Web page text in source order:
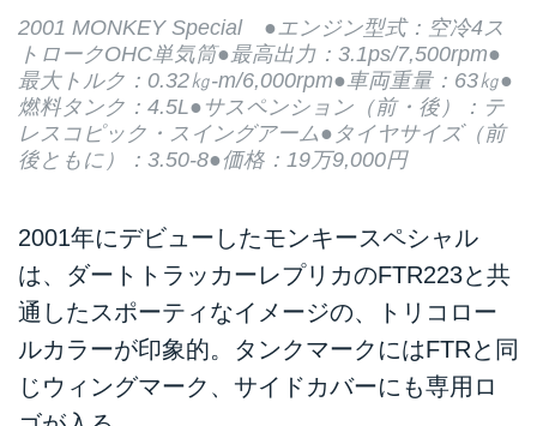
2001 MONKEY Special ●エンジン型式：空冷4ス
トロークOHC単気筒●最高出力：3.1ps/7,500rpm●
最大トルク：0.32㎏-m/6,000rpm●車両重量：63㎏●
燃料タンク：4.5L●サスペンション（前・後）：テ
レスコピック・スイングアーム●タイヤサイズ（前
後ともに）：3.50-8●価格：19万9,000円
2001年にデビューしたモンキースペシャル
は、ダートトラッカーレプリカのFTR223と共
通したスポーティなイメージの、トリコロー
ルカラーが印象的。タンクマークにはFTRと同
じウィングマーク、サイドカバーにも専用ロ